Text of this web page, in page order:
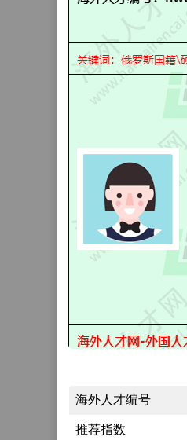
海外人才编号
推荐指数